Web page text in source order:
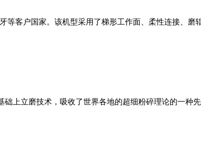
客户国家。该机型采用了梯形工作面、柔性连接、
上立磨技术，吸收了世界各地的超细粉碎理论的一种